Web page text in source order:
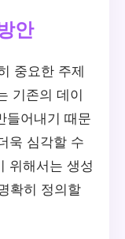
안
중요한 주제
기존의 데이
들어내기 때문
욱 심각할 수
위해서는 생성
확히 정의할